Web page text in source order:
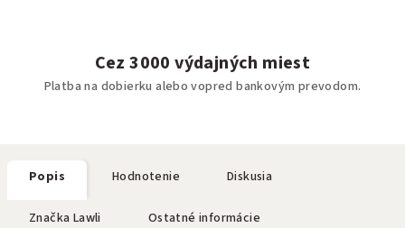
Cez 3000 výdajných miest
Platba na dobierku alebo vopred bankovým prevodom.
Popis Hodnotenie Diskusia
Značka Lawli Ostatné informácie